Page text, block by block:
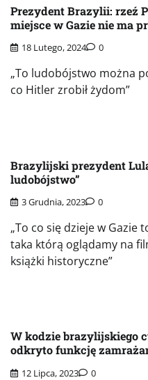
Prezydent Brazylii: rzeź
miejsce w Gazie nie ma
18 Lutego, 2024 0
„To ludobójstwo można
co Hitler zrobił żydom”
Brazylijski prezydent
ludobójstwo”
3 Grudnia, 2023 0
„To co się dzieje w Gazie
taka którą oglądamy na
książki historyczne”
W kodzie brazylijskiego
odkryto funkcję
12 Lipca, 2023 0